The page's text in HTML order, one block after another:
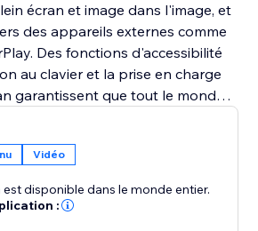
écran et image dans l'image, et
des appareils externes comme
Des fonctions d'accessibilité
au clavier et la prise en charge
garantissent que tout le monde
Vidéo
disponible dans le monde entier.
: